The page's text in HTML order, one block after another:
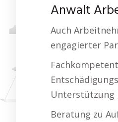
Anwalt
Auch
engagierter
Unterstützung
Beratung zu